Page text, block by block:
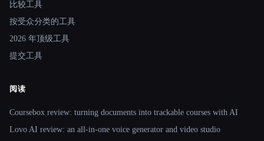
比较工具
按受众分类的工具
2026 年顶级工具
提交工具
阅读
Coursebox review: turning documents into trackable courses with AI
Lovo AI review: an all-in-one voice generator and video studio